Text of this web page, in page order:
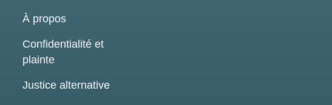
À propos
Confidentialité et
plainte
Justice alternative